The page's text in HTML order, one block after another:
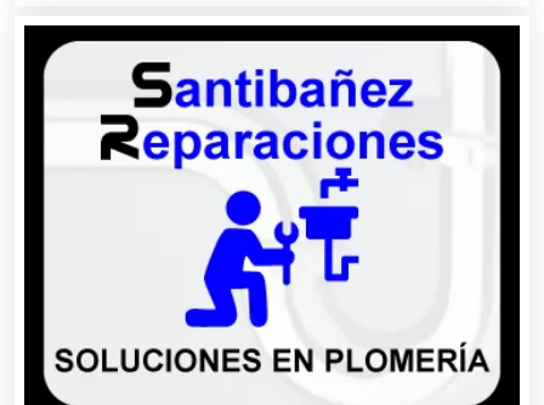
Ambulancias
Análisis Clínicos
Análisis de Aguas
Animadores de Eventos
Aparatos y Equipos Eléctricos